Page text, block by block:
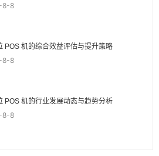
8-8
POS 机的综合效益评估与提升策略
8-8
POS 机的行业发展动态与趋势分析
8-8